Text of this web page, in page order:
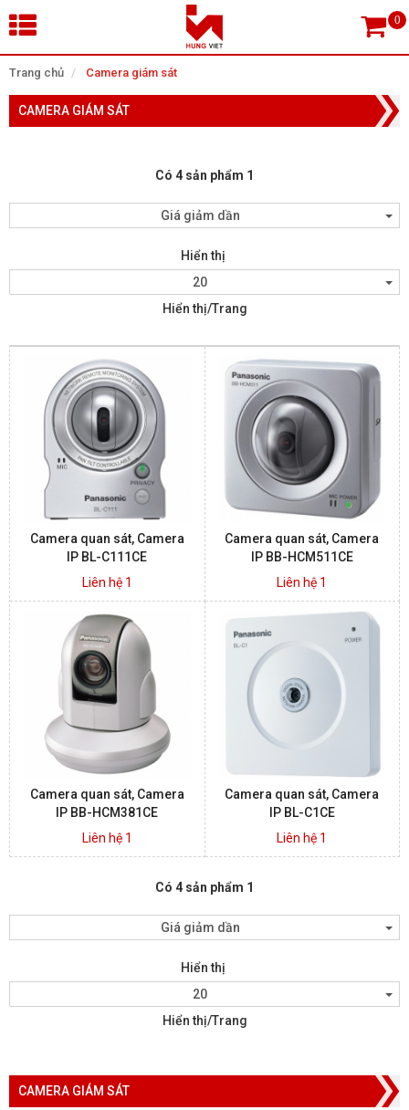
Trang chủ Camera giám sát
CAMERA GIÁM SÁT
Có 4 sản phẩm 1
Giá giảm dần
Hiển thị
20
Hiển thị/Trang
Camera quan sát, Camera
IP BL-C111CE
Liên hệ 1
Camera quan sát, Camera
IP BB-HCM511CE
Liên hệ 1
Camera quan sát, Camera
IP BB-HCM381CE
Liên hệ 1
Camera quan sát, Camera
IP BL-C1CE
Liên hệ 1
Có 4 sản phẩm 1
Giá giảm dần
Hiển thị
20
Hiển thị/Trang
CAMERA GIÁM SÁT
×
Tìm theo danh mục
Tìm kiếm
TRANG CHỦ
THIẾT BỊ SIÊU THỊ, THƯ VIỆN
CAMERA GIÁM SÁT
KIỂM SOÁT VÀO RA
BÁO ĐỘNG, BÁO CHÁY
NHÀ THÔNG MINH
LIÊN HỆ